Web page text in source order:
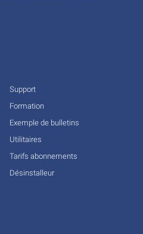
Support
Formation
Exemple de bulletins
Utilitaires
Tarifs abonnements
Désinstalleur